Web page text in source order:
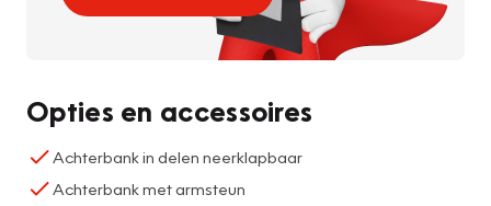
Opties en accessoires
Achterbank in delen neerklapbaar
Achterbank met armsteun